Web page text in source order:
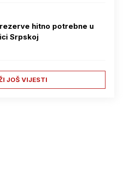
hitno potrebne u
Srpskoj
JOŠ VIJESTI